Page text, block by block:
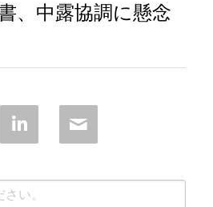
、中露協調に懸念